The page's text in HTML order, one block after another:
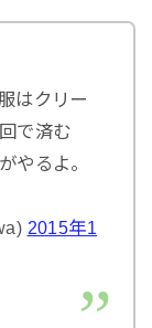
はクリー
で済む
やるよ。
2015年1